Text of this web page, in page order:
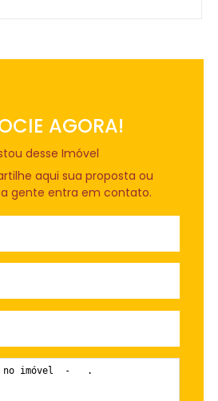
AGORA!
desse Imóvel
aqui sua proposta ou
gente entra em contato.